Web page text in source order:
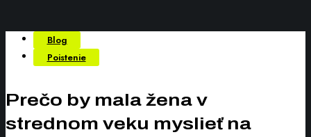
Blog
Poistenie
Prečo by mala žena v
strednom veku myslieť na